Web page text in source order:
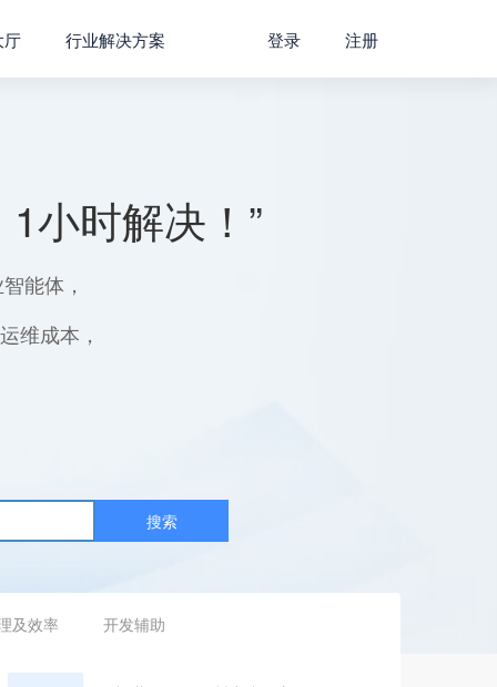
厅 行业解决方案 登录 注册
小时解决！”
能体，
维成本，
搜索
及效率 开发辅助